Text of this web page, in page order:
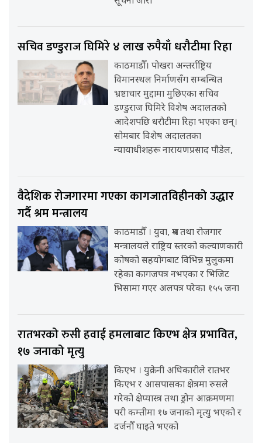
सचिव डण्डुराज घिमिरे ४ लाख रुपैयाँ धरौटीमा रिहा
काठमाडौँ। पोखरा अन्तर्राष्ट्रिय
विमानस्थल निर्माणसँग सम्बन्धित
भ्रष्टाचार मुद्दामा मुछिएका सचिव
डण्डुराज घिमिरे विशेष अदालतको
आदेशपछि धरौटीमा रिहा भएका छन्।
सोमबार विशेष अदालतका
न्यायाधीशहरू नारायणप्रसाद पौडेल,
वैदेशिक रोजगारमा गएका कागजातविहीनको उद्धार
गर्दै श्रम मन्त्रालय
काठमाडौँ । युवा, श्रम तथा रोजगार
मन्त्रालयले राष्ट्रिय स्तरको कल्याणकारी
कोषको सहयोगबाट विभिन्न मुलुकमा
रहेका कागजपत्र नभएका र भिजिट
भिसामा गएर अलपत्र परेका १५५ जना
रातभरको रुसी हवाई हमलाबाट किएभ क्षेत्र प्रभावित,
१७ जनाको मृत्यु
किएभ । युक्रेनी अधिकारीले रातभर
किएभ र आसपासका क्षेत्रमा रुसले
गरेको क्षेप्यास्त्र तथा ड्रोन आक्रमणमा
परी कम्तीमा १७ जनाको मृत्यु भएको र
दर्जनौँ घाइते भएको